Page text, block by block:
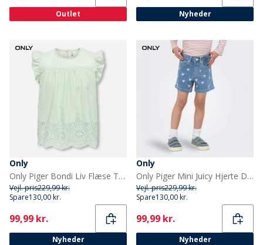
Outlet Nyheder
Only
Only Piger Bondi Liv Flæse Top Green Lily
Vejl. pris229,99 kr.
Spare130,00 kr.
Current
99,99 kr.
Nyheder
Only
Only Piger Mini Juicy Hjerte Denim Shorts Light Medium Blue Denim
Vejl. pris229,99 kr.
Spare130,00 kr.
Current
99,99 kr.
Nyheder